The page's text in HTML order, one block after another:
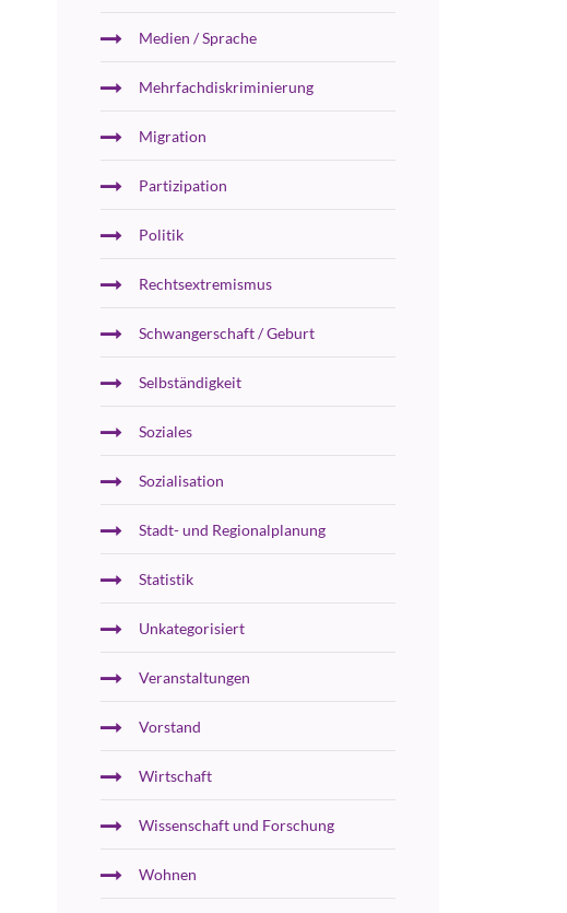
Medien / Sprache
Mehrfachdiskriminierung
Migration
Partizipation
Politik
Rechtsextremismus
Schwangerschaft / Geburt
Selbständigkeit
Soziales
Sozialisation
Stadt- und Regionalplanung
Statistik
Unkategorisiert
Veranstaltungen
Vorstand
Wirtschaft
Wissenschaft und Forschung
Wohnen